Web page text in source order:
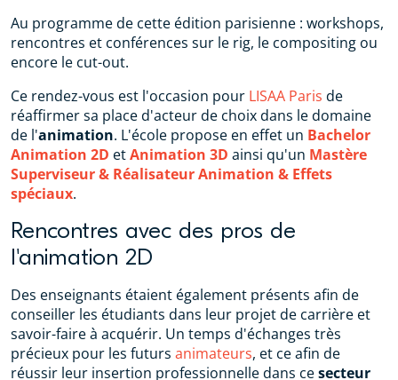
Au programme de cette édition parisienne : workshops,
rencontres et conférences sur le rig, le compositing ou
encore le cut-out.
Ce rendez-vous est l'occasion pour LISAA Paris de
réaffirmer sa place d'acteur de choix dans le domaine
de l'animation. L'école propose en effet un Bachelor
Animation 2D etAnimation 3D ainsi qu'un Mastère
Superviseur & Réalisateur Animation & Effets
spéciaux.
Rencontres avec des pros de
l'animation 2D
Des enseignants étaient également présents afin de
conseiller les étudiants dans leur projet de carrière et
savoir-faire à acquérir. Un temps d'échanges très
précieux pour les futurs animateurs, et ce afin de
réussir leur insertion professionnelle dans cesecteur